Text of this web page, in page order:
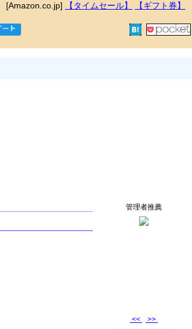
[Amazon.co.jp] 【タイムセール】 【ギフト券】
管理者推薦
<<
>>